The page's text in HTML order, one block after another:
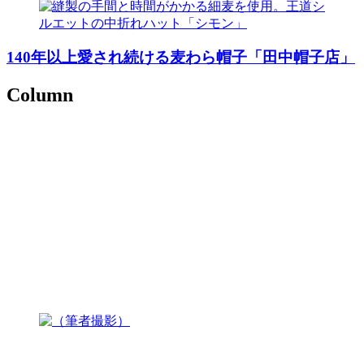
140年以上愛され続ける麦わら帽子「田中帽子店」
Column